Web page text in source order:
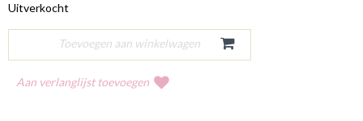
Uitverkocht
Aan verlanglijst toevoegen